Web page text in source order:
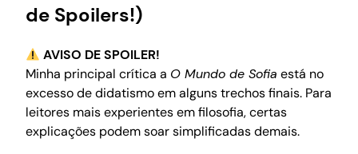
de Spoilers!)
AVISO DE SPOILER!
Minha principal crítica a O Mundo de Sofia está no
excesso de didatismo em alguns trechos finais. Para
leitores mais experientes em filosofia, certas
explicações podem soar simplificadas demais.